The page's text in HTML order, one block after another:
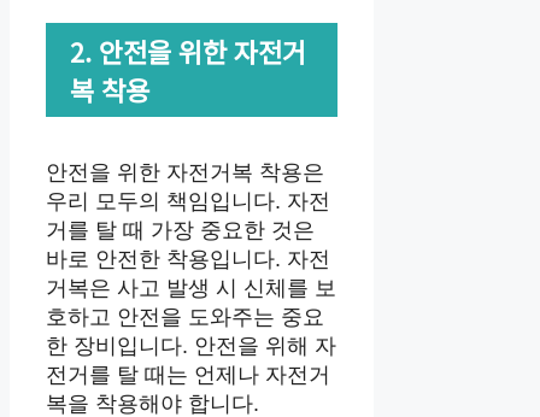
2. 안전을 위한 자전거
복 착용
안전을 위한 자전거복 착용은
우리 모두의 책임입니다. 자전
거를 탈 때 가장 중요한 것은
바로 안전한 착용입니다. 자전
거복은 사고 발생 시 신체를 보
호하고 안전을 도와주는 중요
한 장비입니다. 안전을 위해 자
전거를 탈 때는 언제나 자전거
복을 착용해야 합니다.